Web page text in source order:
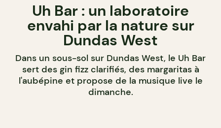
Uh Bar : un laboratoire
envahi par la nature sur
Dundas West
Dans un sous-sol sur Dundas West, le Uh Bar
sert des gin fizz clarifiés, des margaritas à
l'aubépine et propose de la musique live le
dimanche.